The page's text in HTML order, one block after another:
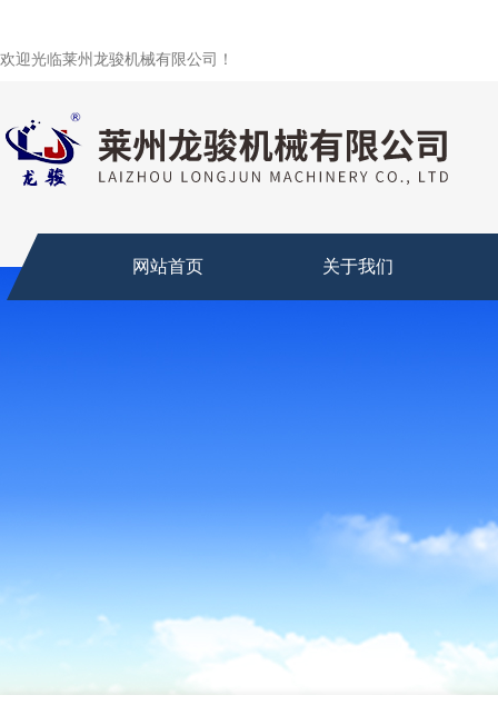
欢迎光临莱州龙骏机械有限公司！
网站首页 关于我们